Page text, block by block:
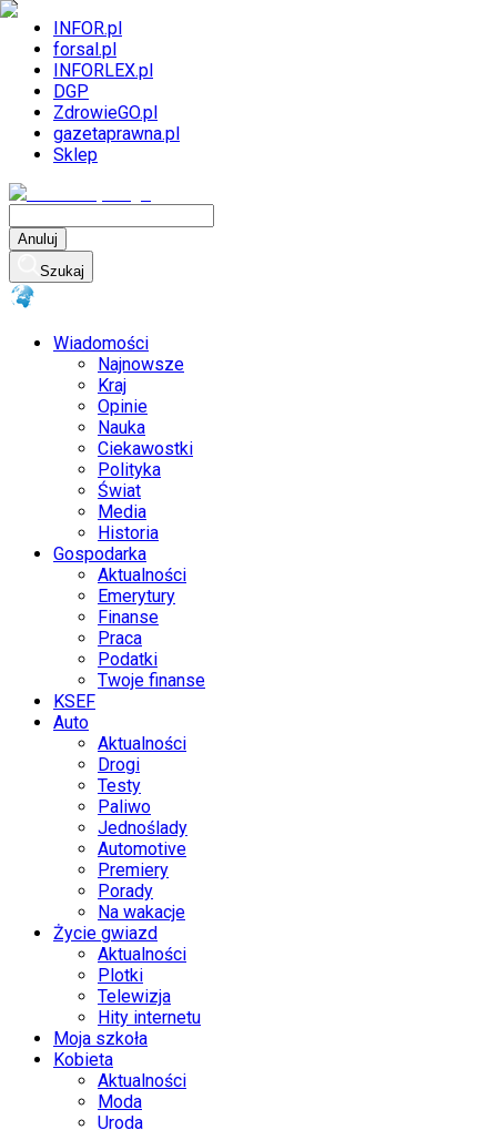
INFOR.pl
forsal.pl
INFORLEX.pl
DGP
ZdrowieGO.pl
gazetaprawna.pl
Sklep
Anuluj
Szukaj
Wiadomości
Najnowsze
Kraj
Opinie
Nauka
Ciekawostki
Polityka
Świat
Media
Historia
Gospodarka
Aktualności
Emerytury
Finanse
Praca
Podatki
Twoje finanse
KSEF
Auto
Aktualności
Drogi
Testy
Paliwo
Jednoślady
Automotive
Premiery
Porady
Na wakacje
Życie gwiazd
Aktualności
Plotki
Telewizja
Hity internetu
Moja szkoła
Kobieta
Aktualności
Moda
Uroda